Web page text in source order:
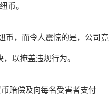
币。
币，而令人震惊的是，公司竟
以掩盖违规行为。
赔偿及向每名受害者支付